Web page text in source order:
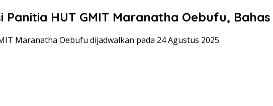
Panitia HUT GMIT Maranatha Oebufu,
Maranatha Oebufu dijadwalkan pada 24 Agustus 2025.